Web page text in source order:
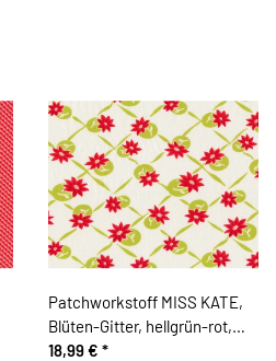
Patchworkstoff MISS KATE,
Blüten-Gitter, hellgrün-rot,
Moda Fabrics
18,99 € *